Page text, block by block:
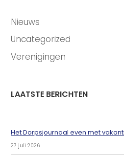
Nieuws
Uncategorized
Verenigingen
LAATSTE BERICHTEN
Het Dorpsjournaal even met
27 juli 2026